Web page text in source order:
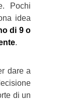
Pochi
idea
di 9 o
.
dare a
di un